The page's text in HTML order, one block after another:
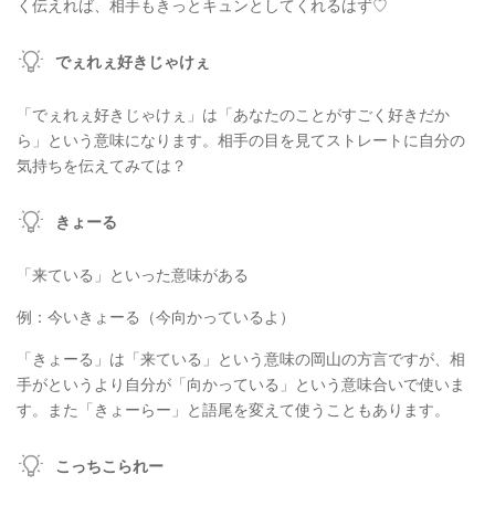
く伝えれば、相手もきっとキュンとしてくれるはず♡
でぇれぇ好きじゃけぇ
「でぇれぇ好きじゃけぇ」は「あなたのことがすごく好きだか
ら」という意味になります。相手の目を見てストレートに自分の
気持ちを伝えてみては？
きょーる
「来ている」といった意味がある
例：今いきょーる（今向かっているよ）
「きょーる」は「来ている」という意味の岡山の方言ですが、相
手がというより自分が「向かっている」という意味合いで使いま
す。また「きょーらー」と語尾を変えて使うこともあります。
こっちこられー